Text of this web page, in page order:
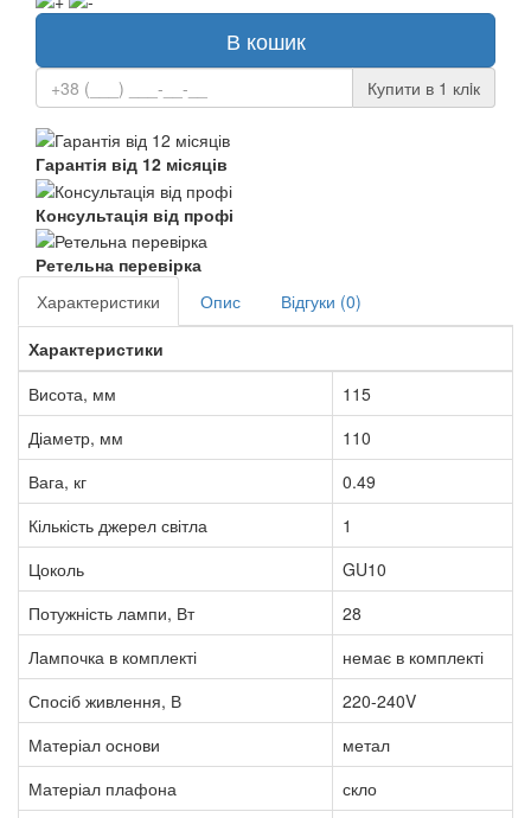
В кошик
Купити в 1 клiк
Гарантія від 12 місяців
Консультація від профі
Ретельна перевірка
Характеристики
Опис
Відгуки (0)
Характеристики
Висота, мм
115
Діаметр, мм
110
Вага, кг
0.49
Кількість джерел світла
1
Цоколь
GU10
Потужність лампи, Вт
28
Лампочка в комплекті
немає в комплекті
Спосіб живлення, В
220-240V
Матеріал основи
метал
Матеріал плафона
скло